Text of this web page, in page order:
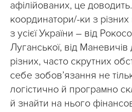
афілійованих, це
координатори/-ки з різних
з усієї України – від
Луганської, від
різних, часто скрутних
себе зобов’язання не
логістично й програмно
й знайти на нього